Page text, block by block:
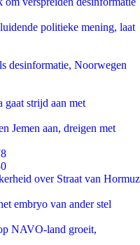
politieke mening, laat
desinformatie, Noorwegen
strijd aan met
Jemen aan, dreigen met
over Straat van Hormuz
embryo van ander stel
NAVO-land groeit,